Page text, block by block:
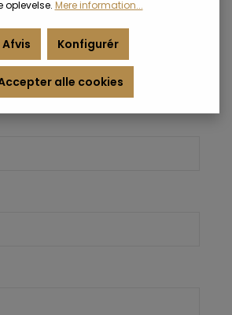
oplevelse. Mere information...
Afvis Konfigurér
alle cookies